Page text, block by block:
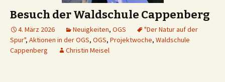
Besuch der Waldschule Cappenberg
4. März 2026 Neuigkeiten, OGS
"Der Natur auf der
Spur", Aktionen in der OGS, OGS, Projektwoche, Waldschule
Cappenberg
Christin Meisel